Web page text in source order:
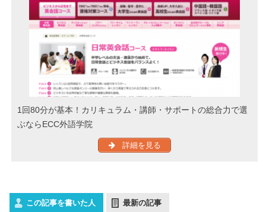
1回80分が基本！カリキュラム・講師・サポートの総合力で選
ぶならECC外語学院
詳細を見る
この記事を書いた人 最新の記事